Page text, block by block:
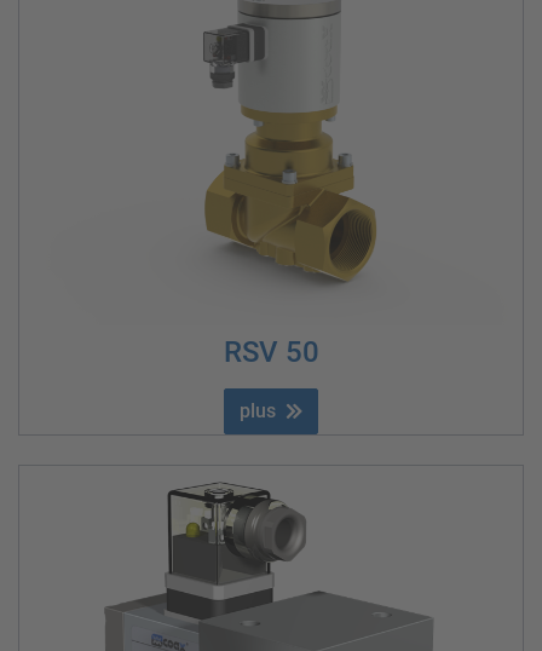
RSV 50
plus